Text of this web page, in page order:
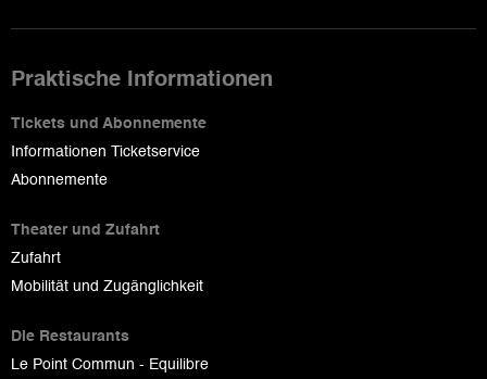
Praktische Informationen
Tickets und Abonnemente
Informationen Ticketservice
Abonnemente
Theater und Zufahrt
Zufahrt
Mobilität und Zugänglichkeit
Die Restaurants
Le Point Commun - Equilibre